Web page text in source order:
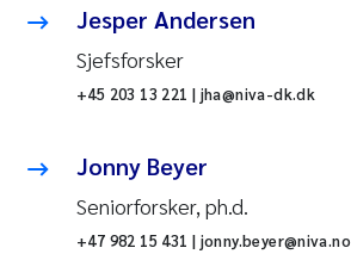
Jesper Andersen
Sjefsforsker
+45 203 13 221 | jha@niva-dk.dk
Jonny Beyer
Seniorforsker, ph.d.
+47 982 15 431 | jonny.beyer@niva.no